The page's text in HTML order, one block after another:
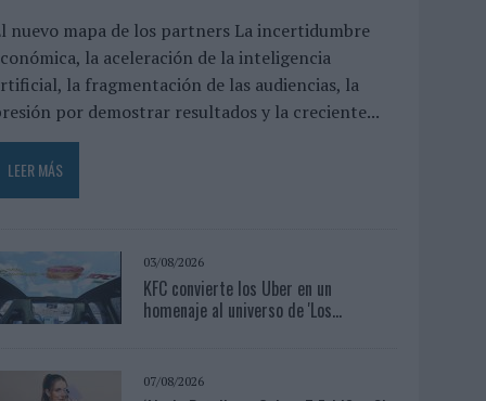
nuevo mapa de los partners La incertidumbre
la aceleración de la inteligencia
la fragmentación de las audiencias, la
por demostrar resultados y la creciente...
LEER MÁS
03/08/2026
KFC convierte los Uber en un
homenaje al universo de 'Los...
07/08/2026